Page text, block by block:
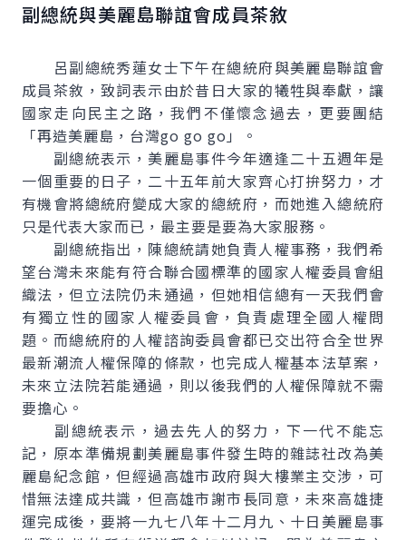
副總統與美麗島聯誼會成員茶敘
呂副總統秀蓮女士下午在總統府與美麗島聯誼會
成員茶敘，致詞表示由於昔日大家的犧牲與奉獻，讓
國家走向民主之路，我們不僅懷念過去，更要團結
「再造美麗島，台灣go go go」。
副總統表示，美麗島事件今年適逢二十五週年是
一個重要的日子，二十五年前大家齊心打拚努力，才
有機會將總統府變成大家的總統府，而她進入總統府
只是代表大家而已，最主要是要為大家服務。
副總統指出，陳總統請她負責人權事務，我們希
望台灣未來能有符合聯合國標準的國家人權委員會組
織法，但立法院仍未通過，但她相信總有一天我們會
有獨立性的國家人權委員會，負責處理全國人權問
題。而總統府的人權諮詢委員會都已交出符合全世界
最新潮流人權保障的條款，也完成人權基本法草案，
未來立法院若能通過，則以後我們的人權保障就不需
要擔心。
副總統表示，過去先人的努力，下一代不能忘
記，原本準備規劃美麗島事件發生時的雜誌社改為美
麗島紀念館，但經過高雄市政府與大樓業主交涉，可
惜無法達成共識，但高雄市謝市長同意，未來高雄捷
運完成後，要將一九七八年十二月九、十日美麗島事